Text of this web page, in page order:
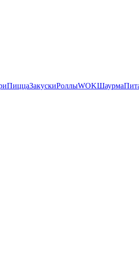
ПиццаЗакускиРоллыWOKШаурма